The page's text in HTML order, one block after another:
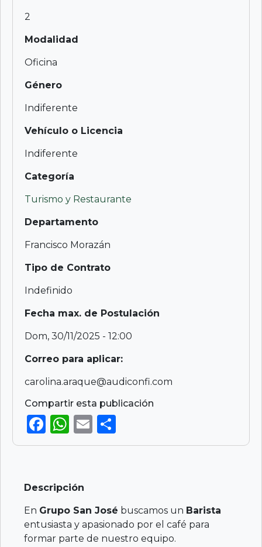
2
Modalidad
Oficina
Género
Indiferente
Vehículo o Licencia
Indiferente
Categoría
Turismo y Restaurante
Departamento
Francisco Morazán
Tipo de Contrato
Indefinido
Fecha max. de Postulación
Dom, 30/11/2025 - 12:00
Correo para aplicar:
carolina.araque@audiconfi.com
Compartir esta publicación
F
a
e
b
o
o
W
h
ts
A
p
p
E
mh
Descripción
En Grupo San José buscamos un Barista
entusiasta y apasionado por el café para
formar parte de nuestro equipo.